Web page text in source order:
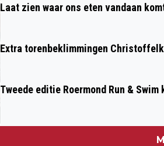
Laat zien waar ons eten vandaan
Extra torenbeklimmingen
Tweede editie Roermond Run &